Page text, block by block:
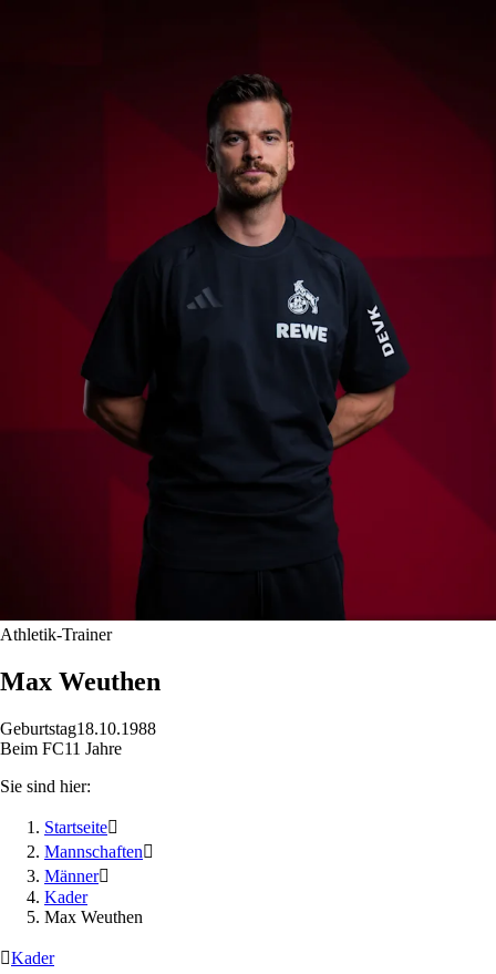
Athletik-Trainer
Max Weuthen
Geburtstag18.10.1988
Beim FC11 Jahre
Sie sind hier:
Startseite
Mannschaften
Männer
Kader
Max Weuthen
Kader